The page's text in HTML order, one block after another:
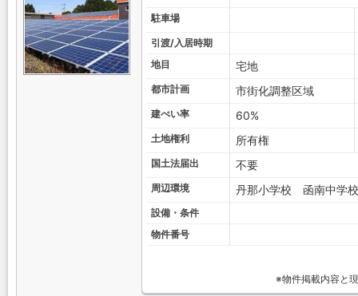
駐車場
引渡/入居時期
地目
宅地
都市計画 市街化調整区域
建ぺい率 60%
土地権利 所有権
国土法届出 不要
周辺環境 丹那小学校 函南中学校
設備・条件
物件番号
※物件掲載内容と